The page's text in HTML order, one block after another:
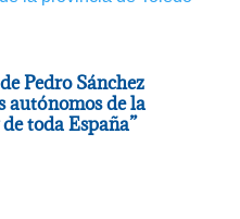
Pedro Sánchez
autónomos de la
toda España”